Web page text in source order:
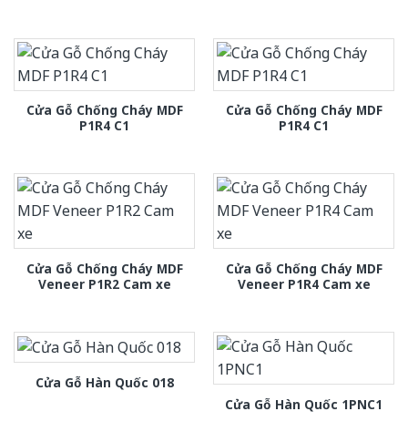
Cửa Gỗ Chống Cháy MDF
P1R4 C1
Cửa Gỗ Chống Cháy MDF
P1R4 C1
Cửa Gỗ Chống Cháy MDF
Veneer P1R2 Cam xe
Cửa Gỗ Chống Cháy MDF
Veneer P1R4 Cam xe
Cửa Gỗ Hàn Quốc 018
Cửa Gỗ Hàn Quốc 1PNC1